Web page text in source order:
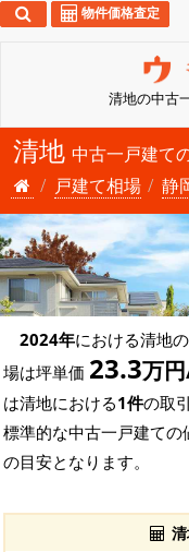
清地の中古
物件価格査定
清地 中古一戸建て
戸建て相場
静
2024年における清地
場は坪単価 23.3万
は清地における1件の取
標準的な中古一戸建て
の目安となります。